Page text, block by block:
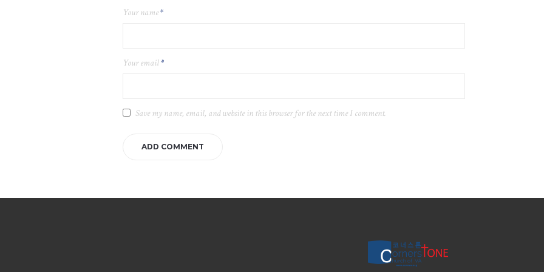
Your name*
Your email*
Save my name, email, and website in this browser for the next time I comment.